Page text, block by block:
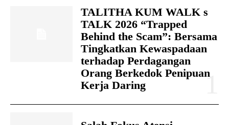
TALITHA KUM WALK s
TALK 2026 “Trapped
Behind the Scam”: Bersama
Tingkatkan Kewaspadaan
terhadap Perdagangan
Orang Berkedok Penipuan
Kerja Daring